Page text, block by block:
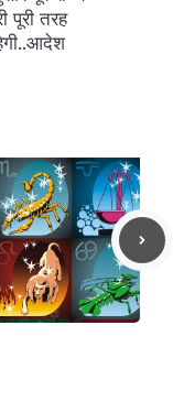
पूरी तरह